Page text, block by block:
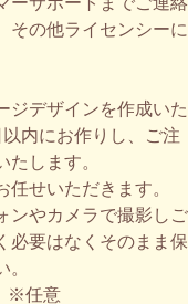
その他ライセンシーに
ジデザインを作成いた
内にお作りし、ご注
します。
せいただきます。
ンやカメラで撮影しご
必要はなくそのまま保
※任意